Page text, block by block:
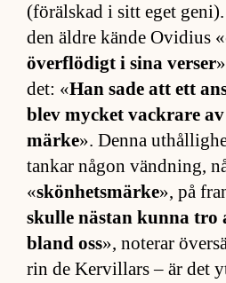
(för­äls­kad i sitt eget
den äldre kände Ovi­dius «
över­flö­digt i sina ver­ser
det: «Han sade att ett
blev mycket vack­rare
märke». Denna
tan­kar nå­gon vänd­ning,
«skönhetsmärke», på
skulle näs­tan kunna tro
bland oss», no­te­rar
rin de Kervil­lars – är det